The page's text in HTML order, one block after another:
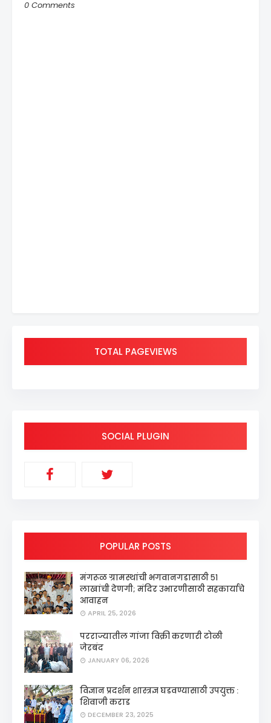
0 Comments
TOTAL PAGEVIEWS
SOCIAL PLUGIN
POPULAR POSTS
मंगरूळ ग्रामस्थांची भगवानगडासाठी ५१
लाखांची देणगी; मंदिर उभारणीसाठी सहकार्याचे
आवाहन
APRIL 25, 2026
परराज्यातील गांजा विक्री करणारी टोळी
जेरबंद
JANUARY 06, 2026
विज्ञान प्रदर्शन शास्त्रज्ञ घडवण्यासाठी उपयुक्त :
शिवाजी कराड
DECEMBER 23, 2025